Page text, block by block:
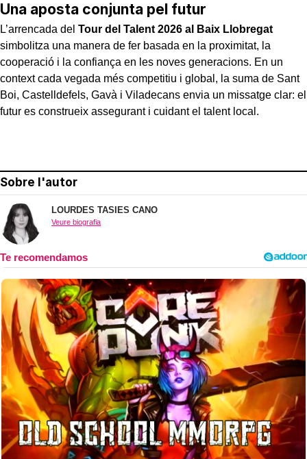
Una aposta conjunta pel futur
L’arrencada del Tour del Talent 2026 al Baix Llobregat
simbolitza una manera de fer basada en la proximitat, la
cooperació i la confiança en les noves generacions. En un
context cada vegada més competitiu i global, la suma de Sant
Boi, Castelldefels, Gavà i Viladecans envia un missatge clar: el
futur es construeix assegurant i cuidant el talent local.
Sobre l'autor
LOURDES TASIES CANO
Veure biografia